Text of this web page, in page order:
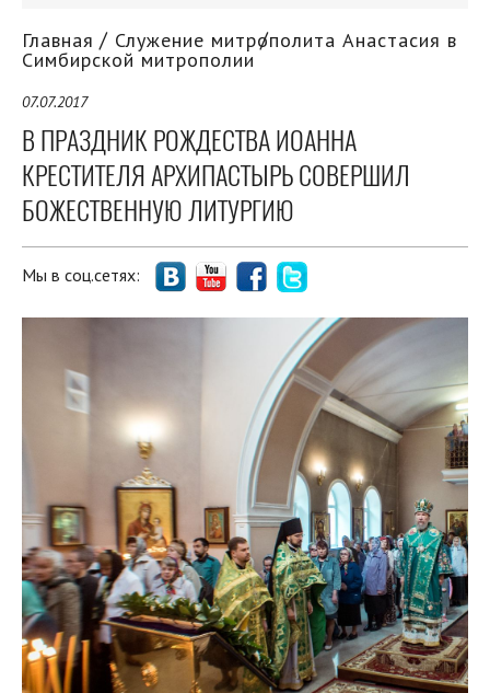
Главная Служение митрополита Анастасия в
Симбирской митрополии
07.07.2017
В ПРАЗДНИК РОЖДЕСТВА ИОАННА
КРЕСТИТЕЛЯ АРХИПАСТЫРЬ СОВЕРШИЛ
БОЖЕСТВЕННУЮ ЛИТУРГИЮ
Мы в соц.сетях: